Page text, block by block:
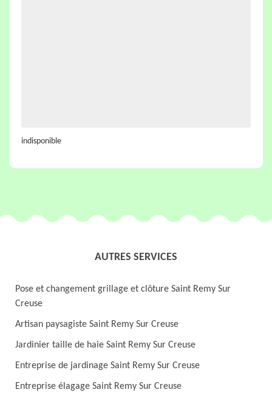
indisponible
AUTRES SERVICES
Pose et changement grillage et clôture Saint Remy Sur
Creuse
Artisan paysagiste Saint Remy Sur Creuse
Jardinier taille de haie Saint Remy Sur Creuse
Entreprise de jardinage Saint Remy Sur Creuse
Entreprise élagage Saint Remy Sur Creuse